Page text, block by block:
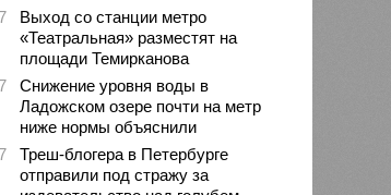
Выход со станции метро
«Театральная» разместят на
площади Темирканова
Снижение уровня воды в
Ладожском озере почти на метр
ниже нормы объяснили
Треш-блогера в Петербурге
отправили под стражу за